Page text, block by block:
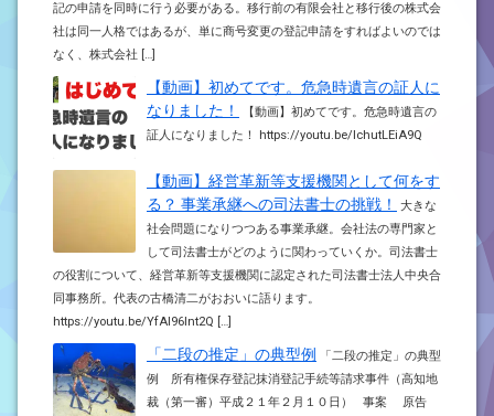
記の申請を同時に行う必要がある。移行前の有限会社と移行後の株式会
社は同一人格ではあるが、単に商号変更の登記申請をすればよいのでは
なく、株式会社 […]
【動画】初めてです。危急時遺言の証人に
なりました！
【動画】初めてです。危急時遺言の
証人になりました！ https://youtu.be/IchutLEiA9Q
【動画】経営革新等支援機関として何をす
る？ 事業承継への司法書士の挑戦！
大きな
社会問題になりつつある事業承継。会社法の専門家と
して司法書士がどのように関わっていくか。司法書士
の役割について、経営革新等支援機関に認定された司法書士法人中央合
同事務所。代表の古橋清二がおおいに語ります。
https://youtu.be/YfAI96Int2Q […]
「二段の推定」の典型例
「二段の推定」の典型
例 所有権保存登記抹消登記手続等請求事件（高知地
裁（第一審）平成２１年２月１０日） 事案 原告